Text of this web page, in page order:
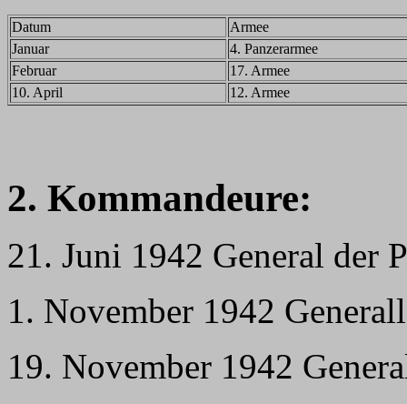
Datum
Armee
Januar
4. Panzerarmee
Februar
17. Armee
10. April
12. Armee
2. Kommandeure:
21. Juni 1942 General der
1. November 1942
19. November 1942